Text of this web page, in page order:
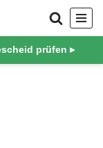
prüfen ▸